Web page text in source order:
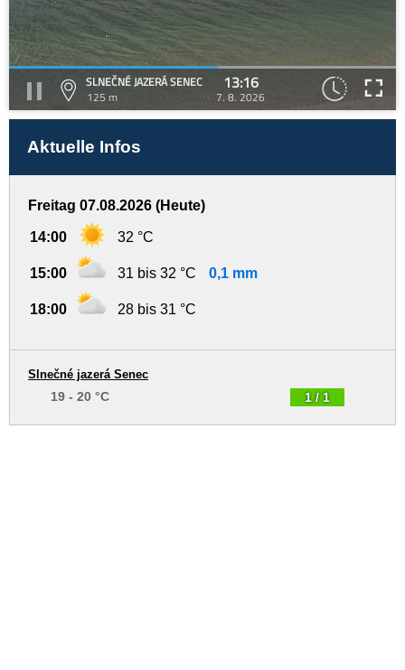
SLNEČNÉ JAZERÁ SENEC
125 m
13:16
7. 8. 2026
Aktuelle Infos
Freitag 07.08.2026 (Heute)
14:00 32 °C
15:00 31 bis 32 °C 0,1 mm
18:00 28 bis 31 °C
1 / 1
Slnečné jazerá Senec
19 - 20 °C